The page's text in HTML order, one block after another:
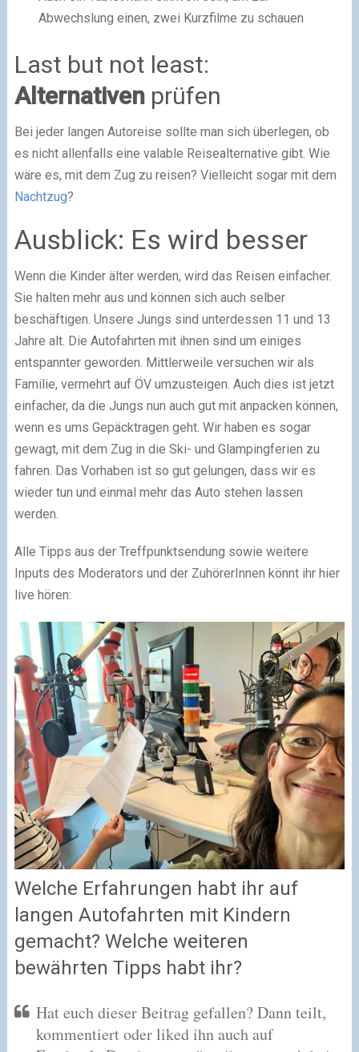
Abwechslung einen, zwei Kurzfilme zu schauen
Last but not least:
Alternativenprüfen
Bei jeder langen Autoreise sollte man sich überlegen, ob
es nicht allenfalls eine valable Reisealternative gibt. Wie
wäre es, mit dem Zug zu reisen? Vielleicht sogar mit dem
Nachtzug?
Ausblick: Es wird besser
Wenn die Kinder älter werden, wird das Reisen einfacher.
Sie halten mehr aus und können sich auch selber
beschäftigen. Unsere Jungs sind unterdessen 11 und 13
Jahre alt. Die Autofahrten mit ihnen sind um einiges
entspannter geworden. Mittlerweile versuchen wir als
Familie, vermehrt auf ÖV umzusteigen. Auch dies ist jetzt
einfacher, da die Jungs nun auch gut mit anpacken können,
wenn es ums Gepäcktragen geht. Wir haben es sogar
gewagt, mit dem Zug in die Ski- und Glampingferien zu
fahren. Das Vorhaben ist so gut gelungen, dass wir es
wieder tun und einmal mehr das Auto stehen lassen
werden.
Alle Tipps aus der Treffpunktsendung sowie weitere
Inputs des Moderators und der ZuhörerInnen könnt ihr hier
live hören:
Welche Erfahrungen habt ihr auf
langen Autofahrten mit Kindern
gemacht? Welche weiteren
bewährten Tipps habt ihr?
Hat euch dieser Beitrag gefallen? Dann teilt,
kommentiert oder liked ihn auch auf